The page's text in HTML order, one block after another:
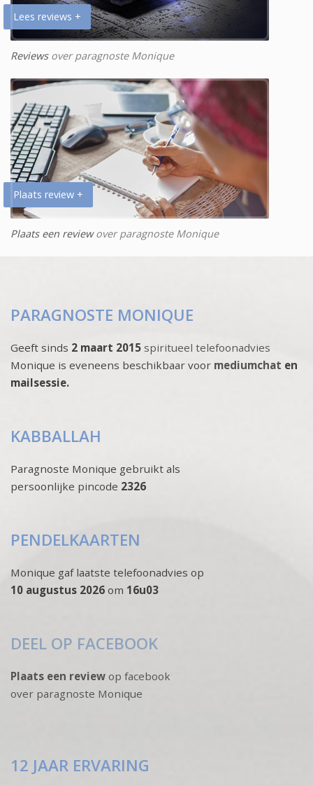
Lees reviews +
Reviewsover paragnoste Monique
Plaats review +
Plaats een reviewover paragnoste Monique
PARAGNOSTE MONIQUE
Geeft sinds 2 maart 2015 spiritueel telefoonadvies
Monique is eveneens beschikbaar voor mediumchat en
mailsessie.
KABBALLAH
Paragnoste Monique gebruikt als
persoonlijke pincode 2326
PENDELKAARTEN
Monique gaf laatste telefoonadvies op
10 augustus 2026 om 16u03
DEEL OP FACEBOOK
Plaats een review op facebook
over paragnoste Monique
12 JAAR ERVARING